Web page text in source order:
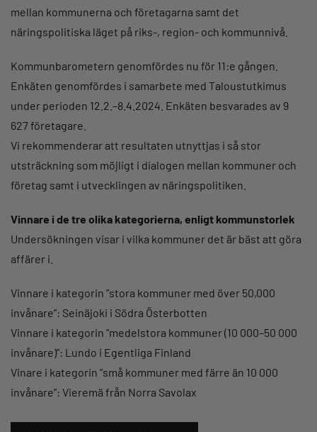
mellan kommunerna och företagarna samt det
näringspolitiska läget på riks-, region- och kommunnivå.
Kommunbarometern genomfördes nu för 11:e gången.
Enkäten genomfördes i samarbete med Taloustutkimus
under perioden 12.2.–8.4.2024. Enkäten besvarades av 9
627 företagare.
Vi rekommenderar att resultaten utnyttjas i så stor
utsträckning som möjligt i dialogen mellan kommuner och
företag samt i utvecklingen av näringspolitiken.
Vinnare i de tre olika kategorierna, enligt kommunstorlek
Undersökningen visar i vilka kommuner det är bäst att göra
affärer i.
Vinnare i kategorin ”stora kommuner med över 50,000
invånare”: Seinäjoki i Södra Österbotten
Vinnare i kategorin ”medelstora kommuner (10 000–50 000
invånare)”: Lundo i Egentliga Finland
Vinare i kategorin ”små kommuner med färre än 10 000
invånare”: Vieremä från Norra Savolax